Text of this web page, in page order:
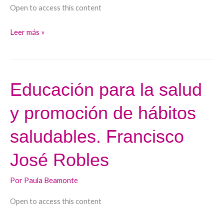
Open to access this content
José
Leer más »
Educación para la salud
y promoción de hábitos
saludables. Francisco
José Robles
Por Paula Beamonte
Open to access this content
Educación
para
la
salud
y
promoción
de
hábitos
Francisco